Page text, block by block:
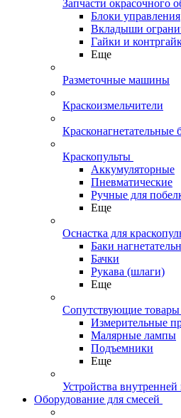
Запчасти окрасочного
Блоки управления
Вкладыши
Гайки и
Еще
Разметочные машины
Краскоизмельчители
Красконагнетательные
Краскопульты
Аккумуляторные
Пневматические
Ручные для
Еще
Оснастка для
Баки
Бачки
Рукава (шлаги)
Еще
Сопутствующие товары
Измерительные
Малярные лампы
Подъемники
Еще
Устройства
Оборудование для смесей